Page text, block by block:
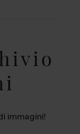
immagini!